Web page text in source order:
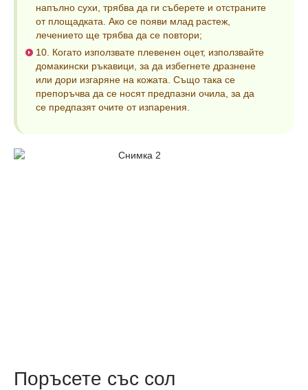
напълно сухи, трябва да ги съберете и отстраните
от площадката. Ако се появи млад растеж,
лечението ще трябва да се повтори;
10. Когато използвате плевенен оцет, използвайте
домакински ръкавици, за да избегнете дразнене
или дори изгаряне на кожата. Също така се
препоръчва да се носят предпазни очила, за да
се предпазят очите от изпарения.
Поръсете със сол